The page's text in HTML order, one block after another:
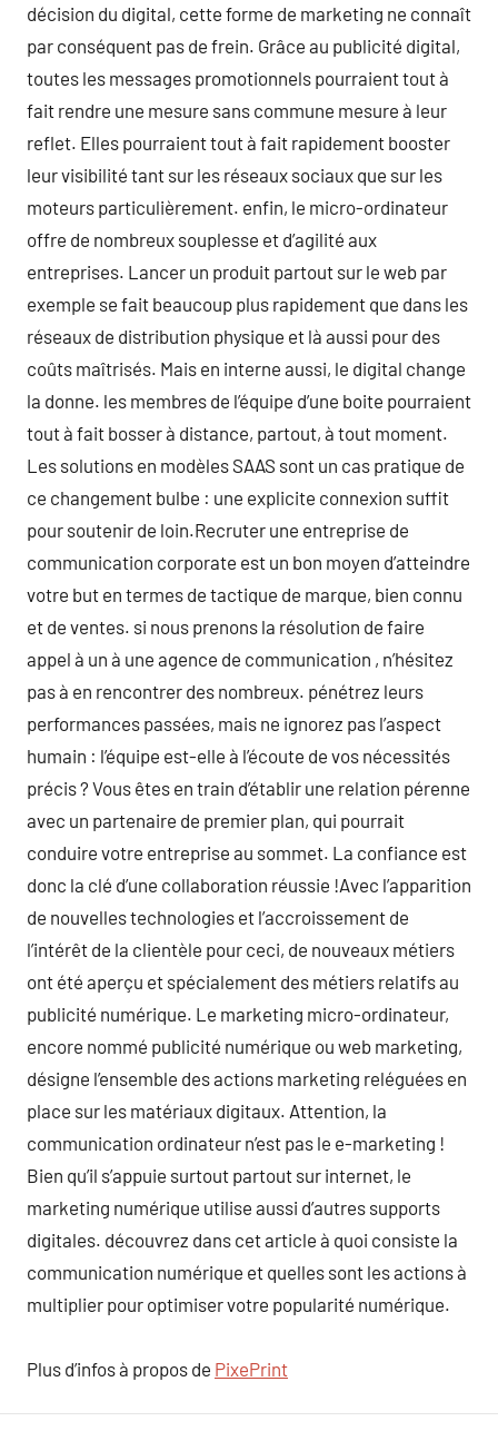
décision du digital, cette forme de marketing ne connaît
par conséquent pas de frein. Grâce au publicité digital,
toutes les messages promotionnels pourraient tout à
fait rendre une mesure sans commune mesure à leur
reflet. Elles pourraient tout à fait rapidement booster
leur visibilité tant sur les réseaux sociaux que sur les
moteurs particulièrement. enfin, le micro-ordinateur
offre de nombreux souplesse et d’agilité aux
entreprises. Lancer un produit partout sur le web par
exemple se fait beaucoup plus rapidement que dans les
réseaux de distribution physique et là aussi pour des
coûts maîtrisés. Mais en interne aussi, le digital change
la donne. les membres de l’équipe d’une boite pourraient
tout à fait bosser à distance, partout, à tout moment.
Les solutions en modèles SAAS sont un cas pratique de
ce changement bulbe : une explicite connexion suffit
pour soutenir de loin.Recruter une entreprise de
communication corporate est un bon moyen d’atteindre
votre but en termes de tactique de marque, bien connu
et de ventes. si nous prenons la résolution de faire
appel à un à une agence de communication , n’hésitez
pas à en rencontrer des nombreux. pénétrez leurs
performances passées, mais ne ignorez pas l’aspect
humain : l’équipe est-elle à l’écoute de vos nécessités
précis ? Vous êtes en train d’établir une relation pérenne
avec un partenaire de premier plan, qui pourrait
conduire votre entreprise au sommet. La confiance est
donc la clé d’une collaboration réussie !Avec l’apparition
de nouvelles technologies et l’accroissement de
l’intérêt de la clientèle pour ceci, de nouveaux métiers
ont été aperçu et spécialement des métiers relatifs au
publicité numérique. Le marketing micro-ordinateur,
encore nommé publicité numérique ou web marketing,
désigne l’ensemble des actions marketing reléguées en
place sur les matériaux digitaux. Attention, la
communication ordinateur n’est pas le e-marketing !
Bien qu’il s’appuie surtout partout sur internet, le
marketing numérique utilise aussi d’autres supports
digitales. découvrez dans cet article à quoi consiste la
communication numérique et quelles sont les actions à
multiplier pour optimiser votre popularité numérique.
Plus d’infos à propos de PixePrint